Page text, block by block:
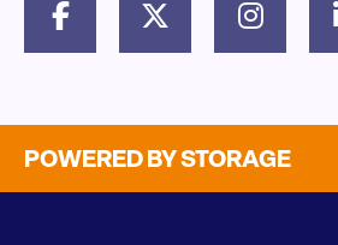
POWERED BY STORAGE